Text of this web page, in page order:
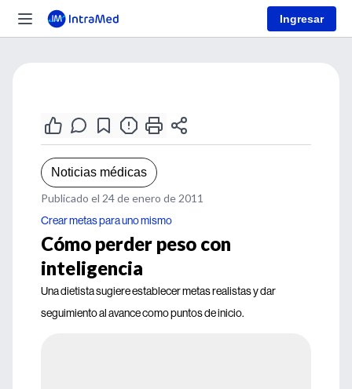
Ingresar
Noticias médicas
Publicado el 24 de enero de 2011
Crear metas para uno mismo
Cómo perder peso con
inteligencia
Una dietista sugiere establecer metas realistas y dar
seguimiento al avance como puntos de inicio.